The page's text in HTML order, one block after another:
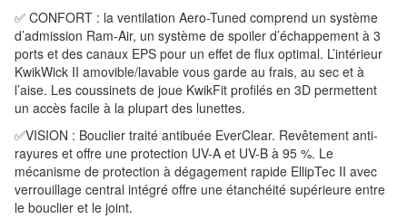
✅ CONFORT : la ventilation Aero-Tuned comprend un système
d’admission Ram-Air, un système de spoiler d’échappement à 3
ports et des canaux EPS pour un effet de flux optimal. L’intérieur
KwikWick II amovible/lavable vous garde au frais, au sec et à
l’aise. Les coussinets de joue KwikFit profilés en 3D permettent
un accès facile à la plupart des lunettes.
✅VISION : Bouclier traité antibuée EverClear. Revêtement anti-
rayures et offre une protection UV-A et UV-B à 95 %. Le
mécanisme de protection à dégagement rapide EllipTec II avec
verrouillage central intégré offre une étanchéité supérieure entre
le bouclier et le joint.